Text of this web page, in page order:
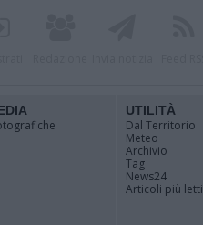
UTILITÀ
Dal Territorio
Meteo
Archivio
Tag
News24
Articoli più letti